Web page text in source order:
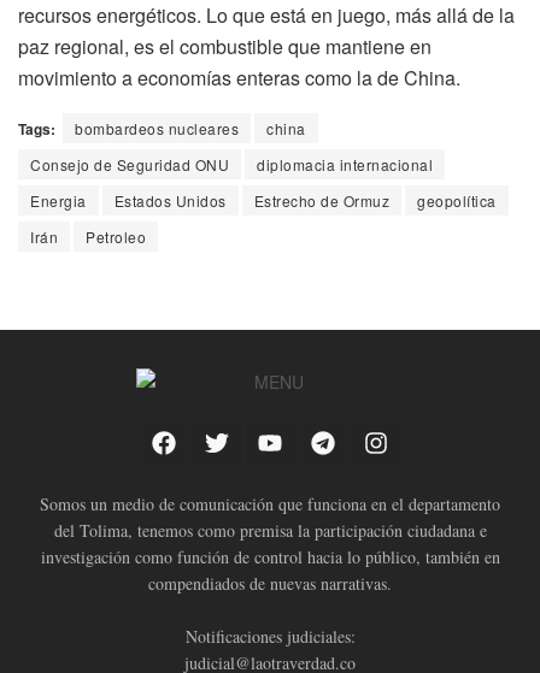
recursos energéticos. Lo que está en juego, más allá de la
paz regional, es el combustible que mantiene en
movimiento a economías enteras como la de China.
Tags: bombardeos nucleares
china
Consejo de Seguridad ONU
diplomacia internacional
Energia
Estados Unidos Estrecho de Ormuz
geopolítica
Irán
Petroleo
Somos un medio de comunicación que funciona en el departamento
del Tolima, tenemos como premisa la participación ciudadana e
investigación como función de control hacia lo público, también en
compendiados de nuevas narrativas.
Notificaciones judiciales:
judicial@laotraverdad.co